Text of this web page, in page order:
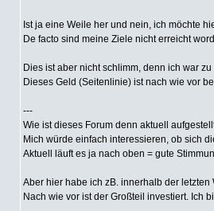
Ist ja eine Weile her und nein, ich möchte
De facto sind meine Ziele nicht erreicht
Dies ist aber nicht schlimm, denn ich war
Dieses Geld (Seitenlinie) ist nach wie vor
---
Wie ist dieses Forum denn aktuell
Mich würde einfach interessieren, ob sich
Aktuell läuft es ja nach oben = gute
Aber hier habe ich zB. innerhalb der
Nach wie vor ist der Großteil investiert. Ich